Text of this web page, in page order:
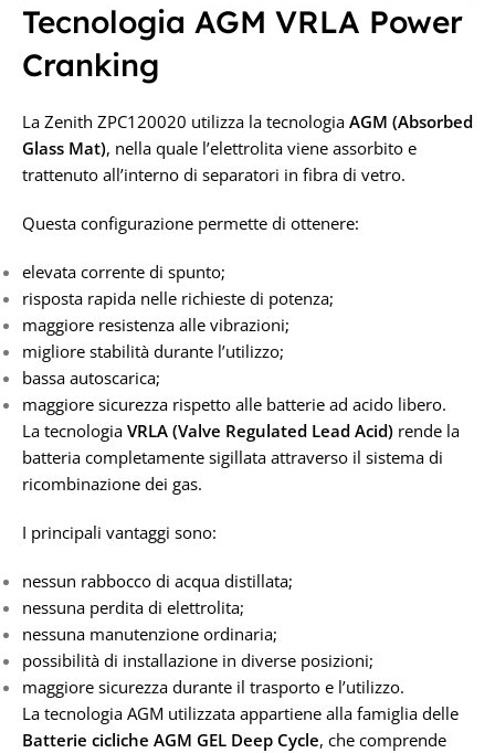
Tecnologia AGM VRLA Power
Cranking
La Zenith ZPC120020 utilizza la tecnologia AGM (Absorbed
Glass Mat), nella quale l’elettrolita viene assorbito e
trattenuto all’interno di separatori in fibra di vetro.
Questa configurazione permette di ottenere:
elevata corrente di spunto;
risposta rapida nelle richieste di potenza;
maggiore resistenza alle vibrazioni;
migliore stabilità durante l’utilizzo;
bassa autoscarica;
maggiore sicurezza rispetto alle batterie ad acido libero.
La tecnologia VRLA (Valve Regulated Lead Acid) rende la
batteria completamente sigillata attraverso il sistema di
ricombinazione dei gas.
I principali vantaggi sono:
nessun rabbocco di acqua distillata;
nessuna perdita di elettrolita;
nessuna manutenzione ordinaria;
possibilità di installazione in diverse posizioni;
maggiore sicurezza durante il trasporto e l’utilizzo.
La tecnologia AGM utilizzata appartiene alla famiglia delle
Batterie cicliche AGM GEL Deep Cycle, che comprende